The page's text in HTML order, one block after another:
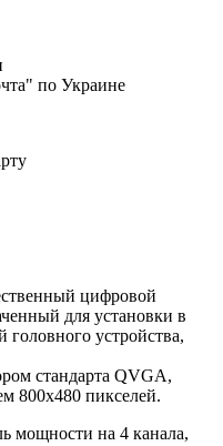
по Украине
цифровой
для установки в
головного устройства,
стандарта QVGA,
800х480 пикселей.
мощности на 4 канала,